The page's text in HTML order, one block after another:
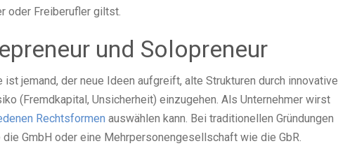
oder Freiberufler giltst.
und Solopreneur
ist jemand, der neue Ideen aufgreift, alte Strukturen durch innovative
(Fremdkapital, Unsicherheit) einzugehen. Als Unternehmer wirst
Rechtsformen auswählen kann. Bei traditionellen Gründungen
GmbH oder eine Mehrpersonengesellschaft wie die GbR.